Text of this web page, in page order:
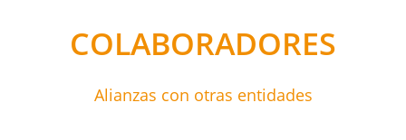
COLABORADORES
Alianzas con otras entidades